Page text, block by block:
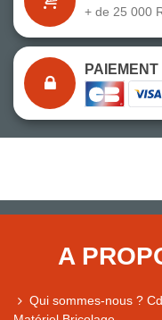
+ de 25 000
A
Qui sommes-nous ?